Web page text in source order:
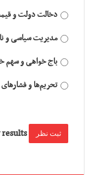
دخالت دولت و
مدیریت سیاسی و
باج خواهی و سهم
تحریم‌ها و